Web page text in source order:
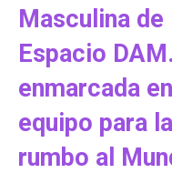
Masculina de
Espacio
enmarcada
equipo para
rumbo al